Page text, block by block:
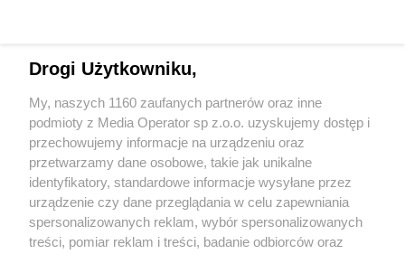
Wydawca mediówlokalnych
Nie zapomnij
zapoznać się z:
polityką prywatności regulamin korzystania z portali
Drogi Użytkowniku,
My, naszych 1160 zaufanych partnerów oraz inne
podmioty z Media Operator sp z.o.o. uzyskujemy dostęp i
przechowujemy informacje na urządzeniu oraz
przetwarzamy dane osobowe, takie jak unikalne
identyfikatory, standardowe informacje wysyłane przez
urządzenie czy dane przeglądania w celu zapewniania
spersonalizowanych reklam, wybór spersonalizowanych
treści, pomiar reklam i treści, badanie odbiorców oraz